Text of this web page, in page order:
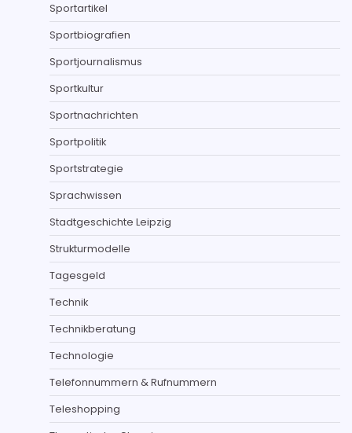
Sportartikel
Sportbiografien
Sportjournalismus
Sportkultur
Sportnachrichten
Sportpolitik
Sportstrategie
Sprachwissen
Stadtgeschichte Leipzig
Strukturmodelle
Tagesgeld
Technik
Technikberatung
Technologie
Telefonnummern & Rufnummern
Teleshopping